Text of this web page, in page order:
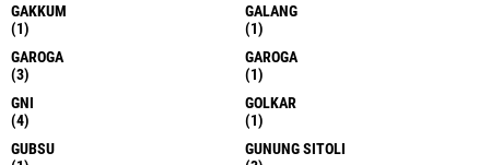
GAKKUM
(1)
GALANG
(1)
GAROGA
(3)
GAROGA
(1)
GNI
(4)
GOLKAR
(1)
GUBSU
GUNUNG SITOLI